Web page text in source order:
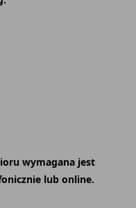
wymagana jest
lub online.